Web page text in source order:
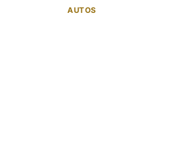
AUTOS